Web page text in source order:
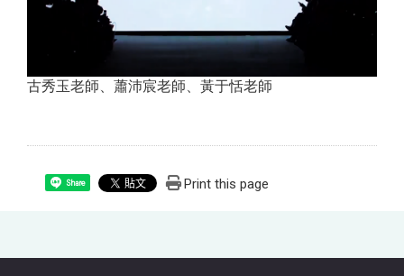
古秀玉老師、蕭沛宸老師、黃于恬老師
Share Print this page